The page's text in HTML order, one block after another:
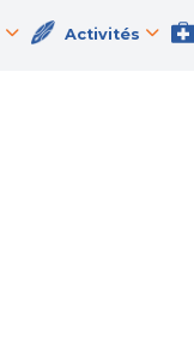
Activités